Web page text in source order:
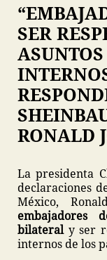
SER
RONALD
La presidenta
declaraciones
México,
embajadores
bilateral y ser
internos de los